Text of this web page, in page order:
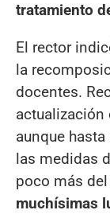
tratamiento
El rector
la
docentes.
actualización
aunque
las medidas
poco más del
muchísimas